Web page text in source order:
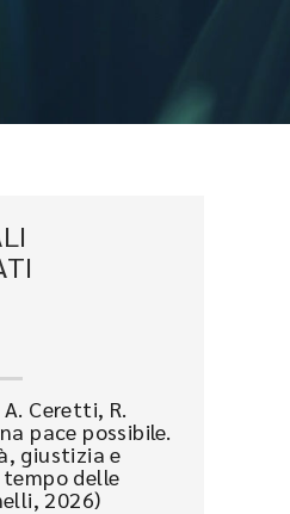
Ceretti, R.
pace possibile.
giustizia e
delle
2026)